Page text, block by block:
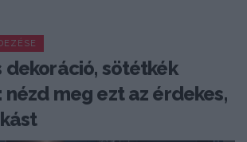
dekoráció, sötétkék
meg ezt az érdekes,